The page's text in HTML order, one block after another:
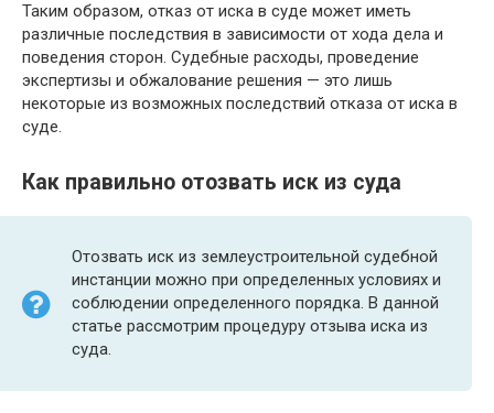
Таким образом, отказ от иска в суде может иметь
различные последствия в зависимости от хода дела и
поведения сторон. Судебные расходы, проведение
экспертизы и обжалование решения — это лишь
некоторые из возможных последствий отказа от иска в
суде.
Как правильно отозвать иск из суда
Отозвать иск из землеустроительной судебной
инстанции можно при определенных условиях и
соблюдении определенного порядка. В данной
статье рассмотрим процедуру отзыва иска из
суда.